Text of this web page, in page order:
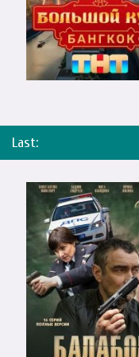
Last: